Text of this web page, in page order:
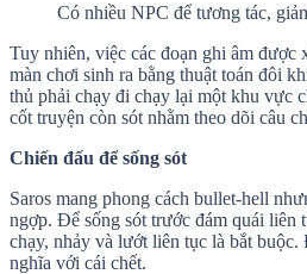
Có nhiều NPC để tương tác,
Tuy nhiên, việc các đoạn ghi âm được
màn chơi sinh ra bằng thuật toán đôi
thủ phải chạy đi chạy lại một khu vực
cốt truyện còn sót nhằm theo dõi câu
Chiến đấu để sống sót
Saros mang phong cách bullet-hell
ngợp. Để sống sót trước đám quái liên
chạy, nhảy và lướt liên tục là bắt
nghĩa với cái chết.